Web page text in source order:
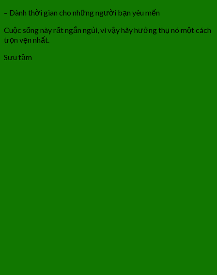
– Dành thời gian cho những người bạn yêu mến
Cuộc sống này rất ngắn ngủi, vì vậy hãy hưởng thụ nó một cách
trọn vẹn nhất.
Sưu tầm